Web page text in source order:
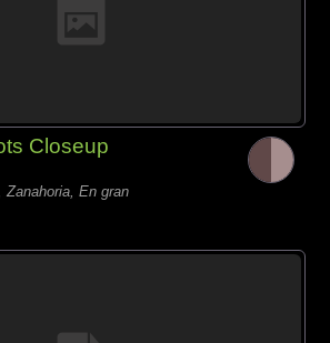
Closeup
Zanahoria, En gran